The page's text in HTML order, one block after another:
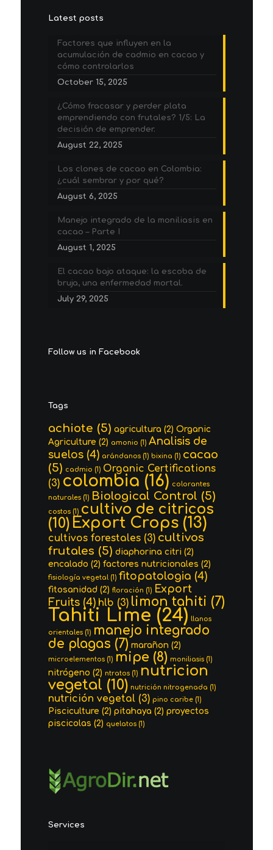
Latest posts
Factores que influyen en la
acumulación de cadmio en cacao y
cómo controlarlos
October 15, 2025
¿Cómo fracasar y perder plata
emprendiendo con frutales? 1/5: La
decisión de emprender.
August 22, 2025
Los clones de cacao en Colombia:
¿cuál sembrar y por qué?
August 6, 2025
Manejo integrado de la moniliasis en
cacao – Parte I
August 1, 2025
El cacao bajo ataque: la escoba de
bruja, una enfermedad mortal.
July 29, 2025
Follow us in Facebook
Tags
achiote (5) agricultura (2) Organic
Agriculture (2) amonio (1) Analisis de
suelos(4) arándanos(1) bixina (1) cacao
(5) cadmio (1) Organic Certifications
(3) colombia (16) colorantes
naturales(1) Biological Control (5)
costos(1) cultivo de citricos
(10) Export Crops(13)
cultivos forestales(3) cultivos
frutales (5) diaphorina citri (2)
encalado (2) factores nutricionales (2)
fisiología vegetal(1) fitopatologia (4)
fitosanidad (2) floración (1) Export
Fruits(4) hlb (3) limon tahiti (7)
Tahiti Lime (24) llanos
orientales(1) manejo integrado
de plagas (7) marañon (2)
microelementos(1) mipe (8) moniliasis(1)
nitrógeno (2) ntratos(1) nutricion
vegetal (10) nutrición nitrogenada (1)
nutrición vegetal(3) pino caribe(1)
Pisciculture (2) pitahaya (2) proyectos
piscicolas (2) quelatos(1)
Services